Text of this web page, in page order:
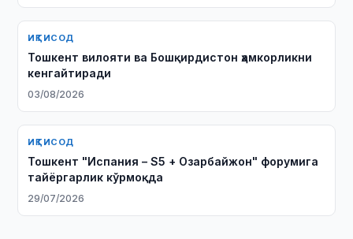
ИҚТИСОД
Тошкент вилояти ва Бошқирдистон ҳамкорликни
кенгайтиради
03/08/2026
ИҚТИСОД
Тошкент "Испания – S5 + Озарбайжон" форумига
тайёргарлик кўрмоқда
29/07/2026